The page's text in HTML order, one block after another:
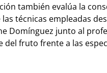
también evalúa la
las técnicas empleadas
Domínguez junto al
del fruto frente a las